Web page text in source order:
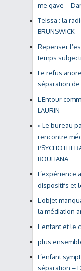
me gave –
Teissa : la
BRUNSWICK
Repenser
temps
Le refus
séparation de
L’Entour
LAURIN
« Le bureau
rencontre
BOUHANA
L’expérience
dispositifs et
L’objet
la médiation
L’enfant et le
plus
L’enfant
séparation –